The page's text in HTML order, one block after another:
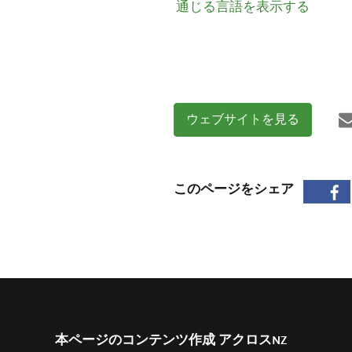
通じる言語を表示する
ウェブサイトを見る
このページをシェア
本ページのコンテンツ作成 アクロスNZ